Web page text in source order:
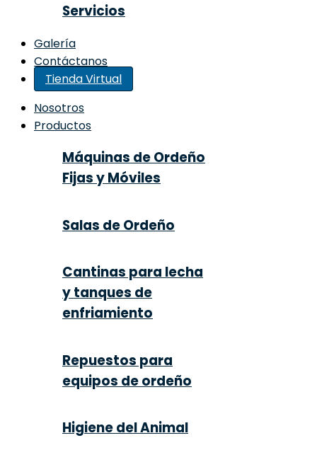
Servicios
Galería
Contáctanos
Tienda Virtual
Nosotros
Productos
Máquinas de Ordeño
Fijas y Móviles
Salas de Ordeño
Cantinas para lecha
y tanques de
enfriamiento
Repuestos para
equipos de ordeño
Higiene del Animal